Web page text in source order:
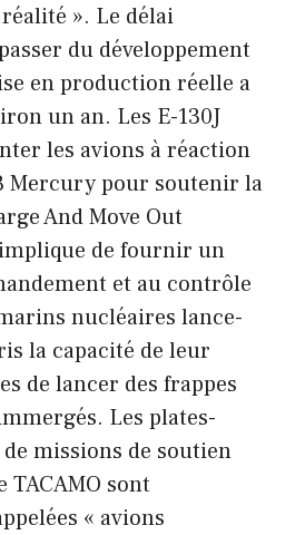
». Le délai
du développement
en production réelle a
un an. Les E-130J
les avions à réaction
Mercury pour soutenir la
And Move Out
implique de fournir un
et au contrôle
nucléaires lance-
la capacité de leur
de lancer des frappes
Les plates-
missions de soutien
sont
« avions